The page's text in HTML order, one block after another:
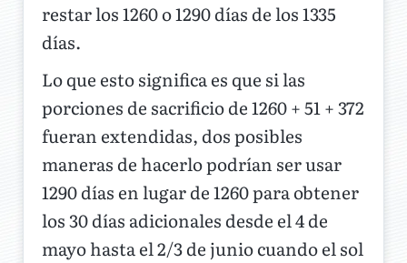
restar los 1260 o 1290 días de los 1335
días.
Lo que esto significa es que si las
porciones de sacrificio de 1260 + 51 + 372
fueran extendidas, dos posibles
maneras de hacerlo podrían ser usar
1290 días en lugar de 1260 para obtener
los 30 días adicionales desde el 4 de
mayo hasta el 2/3 de junio cuando el sol